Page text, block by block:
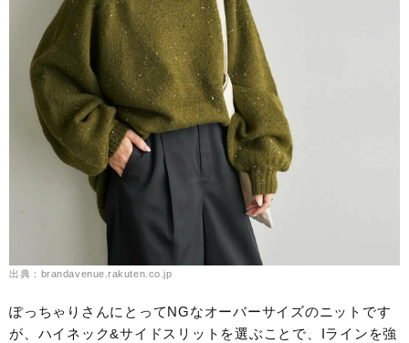
出典：brandavenue.rakuten.co.jp
ぽっちゃりさんにとってNGなオーバーサイズのニットです
が、ハイネック&サイドスリットを選ぶことで、Iラインを強